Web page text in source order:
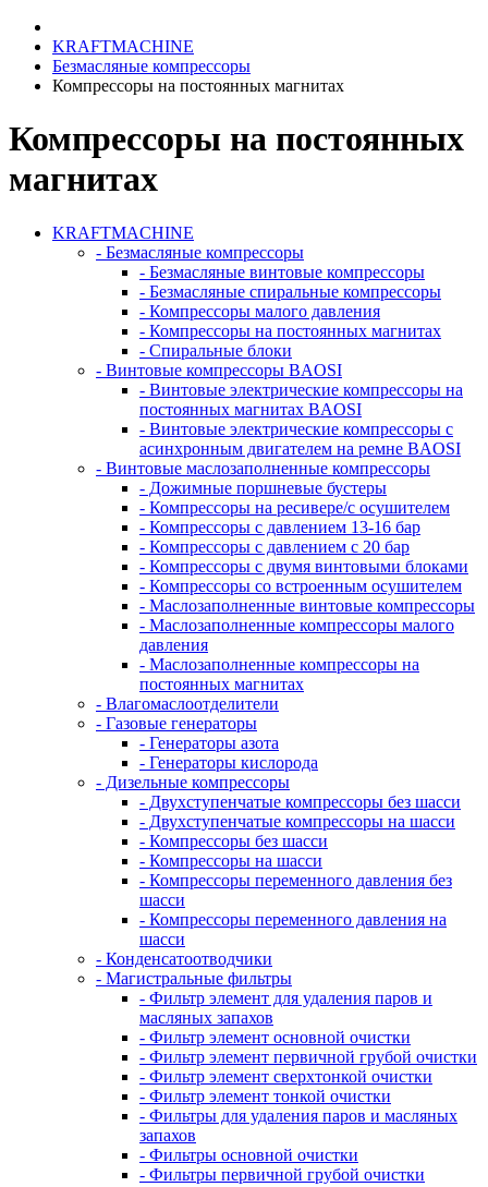
KRAFTMACHINE
Безмасляные компрессоры
Компрессоры на постоянных магнитах
Компрессоры на постоянных
магнитах
KRAFTMACHINE
- Безмасляные компрессоры
- Безмасляные винтовые компрессоры
- Безмасляные спиральные компрессоры
- Компрессоры малого давления
- Компрессоры на постоянных магнитах
- Спиральные блоки
- Винтовые компрессоры BAOSI
- Винтовые электрические компрессоры на
постоянных магнитах BAOSI
- Винтовые электрические компрессоры с
асинхронным двигателем на ремне BAOSI
- Винтовые маслозаполненные компрессоры
- Дожимные поршневые бустеры
- Компрессоры на ресивере/с осушителем
- Компрессоры с давлением 13-16 бар
- Компрессоры с давлением с 20 бар
- Компрессоры с двумя винтовыми блоками
- Компрессоры со встроенным осушителем
- Маслозаполненные винтовые компрессоры
- Маслозаполненные компрессоры малого
давления
- Маслозаполненные компрессоры на
постоянных магнитах
- Влагомаслоотделители
- Газовые генераторы
- Генераторы азота
- Генераторы кислорода
- Дизельные компрессоры
- Двухступенчатые компрессоры без шасси
- Двухступенчатые компрессоры на шасси
- Компрессоры без шасси
- Компрессоры на шасси
- Компрессоры переменного давления без
шасси
- Компрессоры переменного давления на
шасси
- Конденсатоотводчики
- Магистральные фильтры
- Фильтр элемент для удаления паров и
масляных запахов
- Фильтр элемент основной очистки
- Фильтр элемент первичной грубой очистки
- Фильтр элемент сверхтонкой очистки
- Фильтр элемент тонкой очистки
- Фильтры для удаления паров и масляных
запахов
- Фильтры основной очистки
- Фильтры первичной грубой очистки